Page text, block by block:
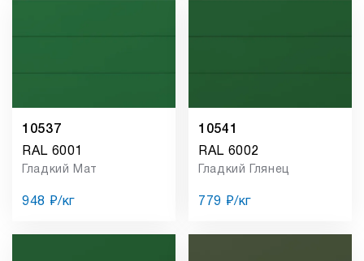
10537
RAL 6001
Гладкий Мат
948 ₽/кг
10541
RAL 6002
Гладкий Глянец
779 ₽/кг